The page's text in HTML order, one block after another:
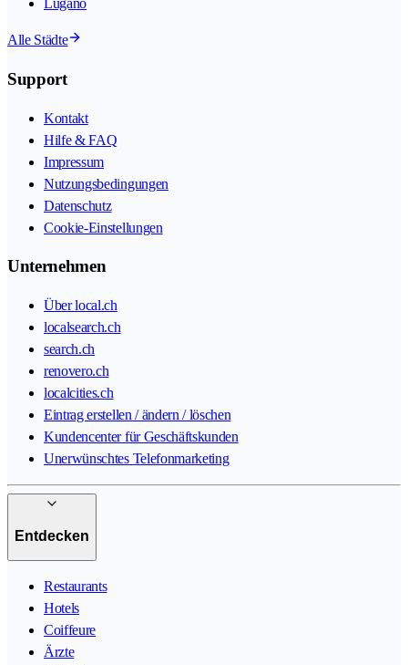
Lugano
Alle Städte
Support
Kontakt
Hilfe & FAQ
Impressum
Nutzungsbedingungen
Datenschutz
Cookie-Einstellungen
Unternehmen
Über local.ch
localsearch.ch
search.ch
renovero.ch
localcities.ch
Eintrag erstellen / ändern / löschen
Kundencenter für Geschäftskunden
Unerwünschtes Telefonmarketing
Entdecken
Restaurants
Hotels
Coiffeure
Ärzte